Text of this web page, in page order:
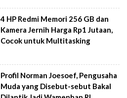
4 HP Redmi Memori 256 GB dan
Kamera Jernih Harga Rp1 Jutaan,
Cocok untuk Multitasking
Profil Norman Joesoef, Pengusaha
Muda yang Disebut-sebut Bakal